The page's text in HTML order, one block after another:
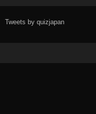
Tweets by quizjapan